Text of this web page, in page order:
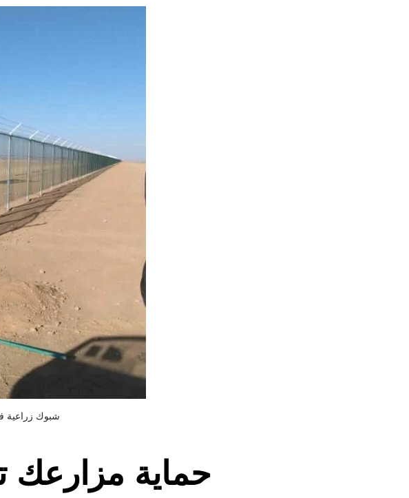
شبوك زراعية في
حماية مزارعك